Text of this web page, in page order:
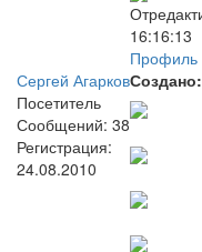
16:16:13
Профиль
Сергей Агарков
Посетитель
Сообщений: 38
Регистрация:
24.08.2010
Создано: